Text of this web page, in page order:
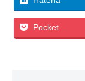
Pocket